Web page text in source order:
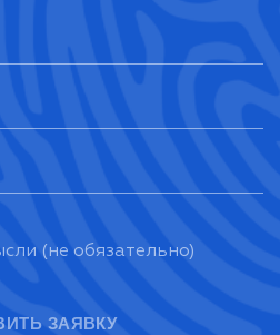
(не обязательно)
ЗАЯВКУ